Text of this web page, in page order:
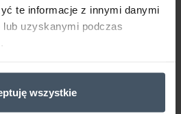
te informacje z innymi danymi
uzyskanymi podczas
wszystkie